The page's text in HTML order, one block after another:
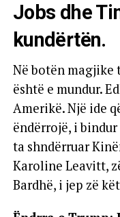
Jobs dhe
kundërtën.
Në botën magjike
është e mundur.
Amerikë. Një ide
ëndërrojë, i
ta shndërruar
Karoline Leavitt,
Bardhë, i jep zë